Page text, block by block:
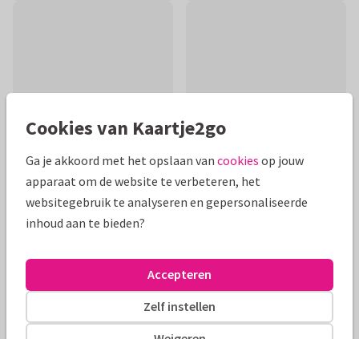
Productinformatie
een wiegje op met slingers. Binnenzijde bevat hetzelfde
wiegje en een knuffelschaapje.
Alle kaarten zijn helemaal naar wens aan te passen
Cookies van Kaartje2go
Ga je akkoord met het opslaan van cookies op jouw
apparaat om de website te verbeteren, het
websitegebruik te analyseren en gepersonaliseerde
inhoud aan te bieden?
Zelf instellen
Accepteren